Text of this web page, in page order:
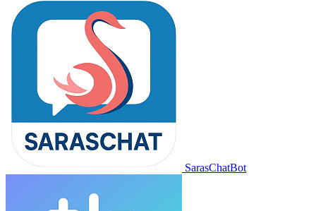
SarasChatBot